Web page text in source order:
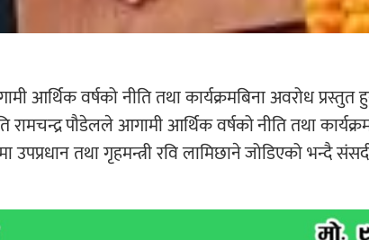
आर्थिक वर्षको नीति तथा कार्यक्रमबिना अवरोध
पौडेलले आगामी आर्थिक वर्षको नीति तथा
उपप्रधान तथा गृहमन्त्री रवि लामिछाने जोडिएको भन्दै